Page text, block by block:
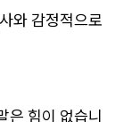
와 감정적으로
은 힘이 없습니